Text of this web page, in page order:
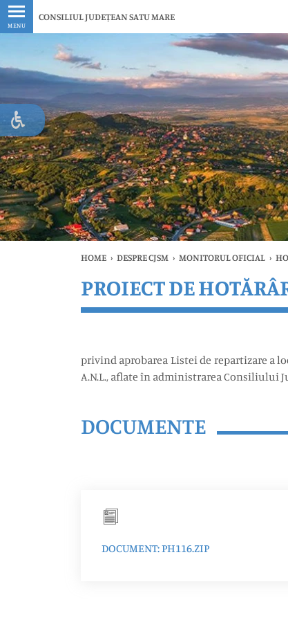
MENU
CONSILIUL JUDEȚEAN SATU MARE
HOME › DESPRE CJSM › MONITORUL OFICIAL ›
PROIECT DE
privind aprobarea Listei de repartizare
A.N.L., aflate în administrarea Consiliului
DOCUMENTE
DOCUMENT: PH116.ZIP